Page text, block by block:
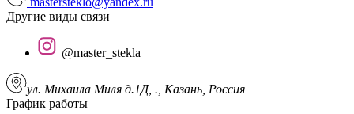
Другие виды связи
@master_stekla
ул. Михаила Миля д.1Д, ., Казань, Россия
График работы